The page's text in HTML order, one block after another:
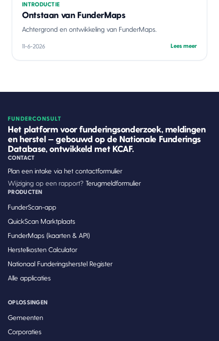
INTRODUCTIE
Ontstaan van FunderMaps
Achtergrond en ontwikkeling van FunderMaps.
11-6-2026 Lees meer
FUNDERCONSULT
Het platform voor funderingsonderzoek, meldingen
en herstel — gebouwd op de Nationale Funderings
Database, ontwikkeld met KCAF.
CONTACT
Plan een intake via het contactformulier
Wijziging op een rapport? Terugmeldformulier
PRODUCTEN
FunderScan-app
QuickScan Marktplaats
FunderMaps (kaarten & API)
Herstelkosten Calculator
Nationaal Funderingsherstel Register
Alle applicaties
OPLOSSINGEN
Gemeenten
Corporaties